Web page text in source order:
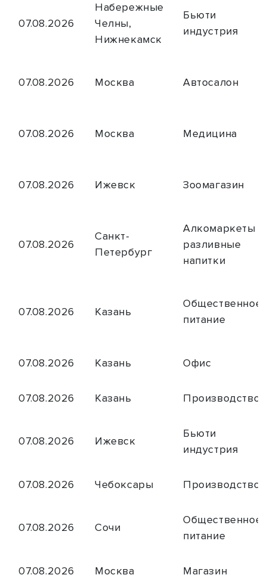
07.08.2026
Набережные
Челны,
Нижнекамск
Бьюти
индустрия
07.08.2026 Москва Автосалон
07.08.2026 Москва Медицина
07.08.2026 Ижевск Зоомагазин
07.08.2026
Санкт-
Петербург
Алкомаркеты и
разливные
напитки
07.08.2026 Казань
Общественное
питание
07.08.2026 Казань Офис
07.08.2026 Казань Производство
07.08.2026 Ижевск
Бьюти
индустрия
07.08.2026 Чебоксары Производство
07.08.2026 Сочи
Общественное
питание
07.08.2026 Москва Магазин